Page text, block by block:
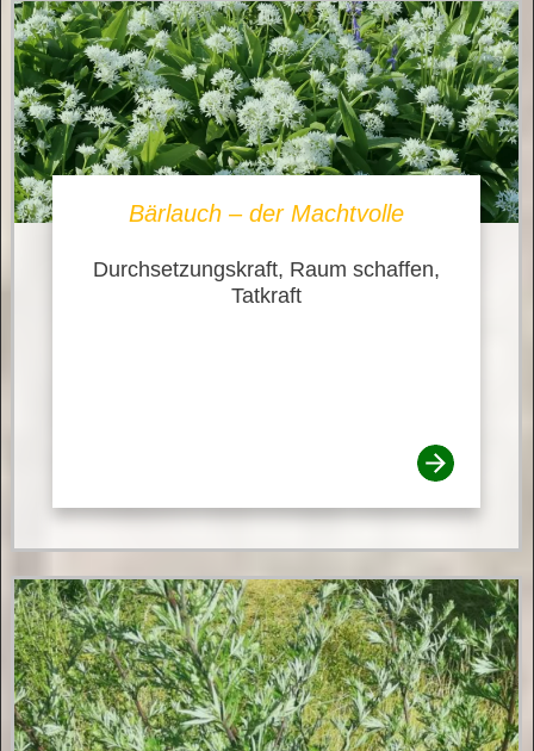
Bärlauch – der Machtvolle
Durchsetzungskraft, Raum schaffen,
Tatkraft